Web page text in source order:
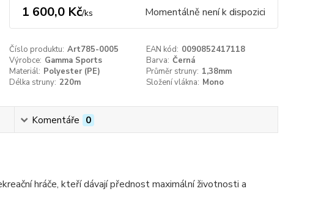
1 600,0 Kč/ks Momentálně není k dispozici
Číslo produktu: Art785-0005 EAN kód: 0090852417118
Výrobce: Gamma Sports Barva: Černá
Materiál: Polyester (PE) Průměr struny: 1,38mm
Délka struny: 220m Složení vlákna: Mono
Komentáře 0
hráče, kteří dávají přednost maximální životnosti a